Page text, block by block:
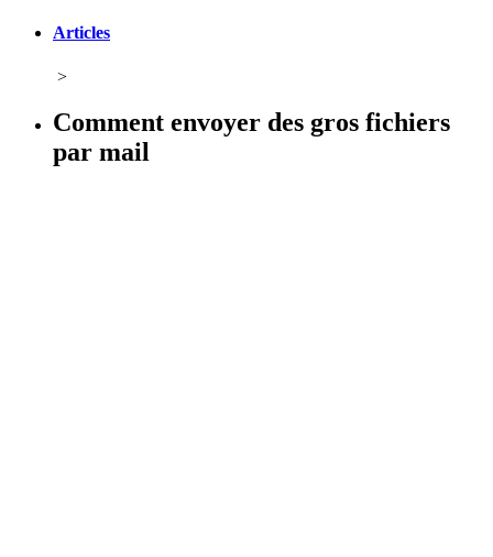
Articles
>
Comment envoyer des gros fichiers
par mail